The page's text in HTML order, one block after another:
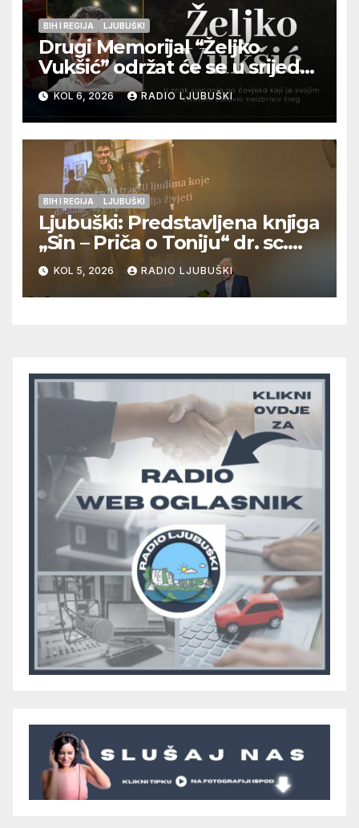
BIH I REGIJA LJUBUŠKI
Drugi Memorijal “Željko
Vukšić” održat će se u srijedu
12. kolovoza u Otoku
KOL 6, 2026 RADIO LJUBUŠKI
BIH I REGIJA LJUBUŠKI
Ljubuški: Predstavljena knjiga
„Sin – Priča o Toniju“ dr. sc.
Zdenka Hercega
KOL 5, 2026 RADIO LJUBUŠKI